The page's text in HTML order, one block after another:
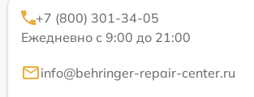
+7 (800) 301-34-05
Ежедневно с 9:00 до 21:00
info@behringer-repair-center.ru